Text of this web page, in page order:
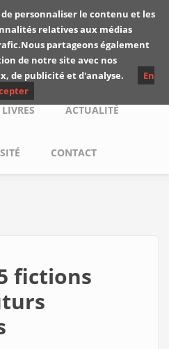
de
LIVRES ACTUALITÉ
CONTACT
fictions
personnaliser le contenu et les
relatives aux médias
partageons également
de notre site avec nos
de publicité et d'analyse.
En